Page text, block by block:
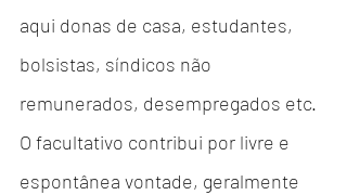
aqui donas de casa, estudantes,
bolsistas, síndicos não
remunerados, desempregados etc.
O facultativo contribui por livre e
espontânea vontade, geralmente